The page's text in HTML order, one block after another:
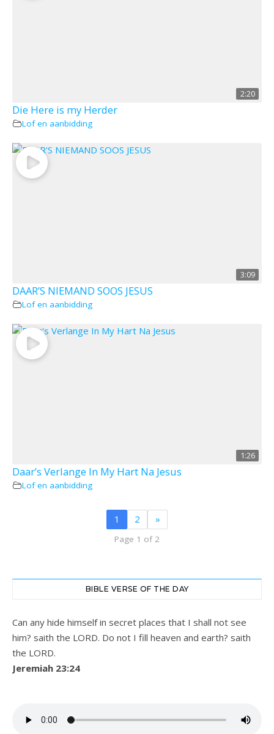
2:20
Die Here is my Herder
Lof en aanbidding
3:09
DAAR’S NIEMAND SOOS JESUS
Lof en aanbidding
1:26
Daar’s Verlange In My Hart Na Jesus
Lof en aanbidding
1 2 »
Page 1 of 2
BIBLE VERSE OF THE DAY
Can any hide himself in secret places that I shall not see
him? saith the LORD. Do not I fill heaven and earth? saith
the LORD.
Jeremiah 23:24